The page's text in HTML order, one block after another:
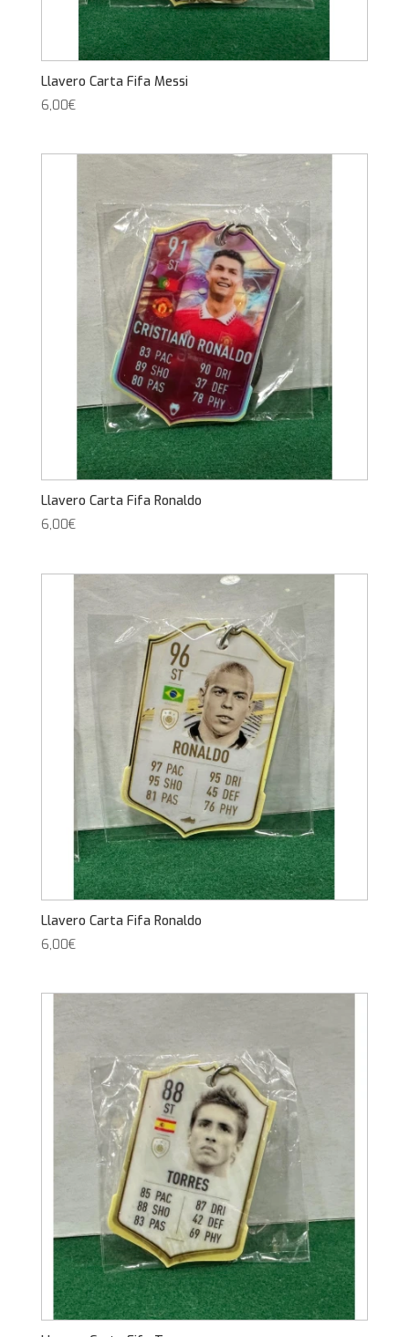
Llavero Carta Fifa Messi
6,00€
Llavero Carta Fifa Ronaldo
6,00€
Llavero Carta Fifa Ronaldo
6,00€